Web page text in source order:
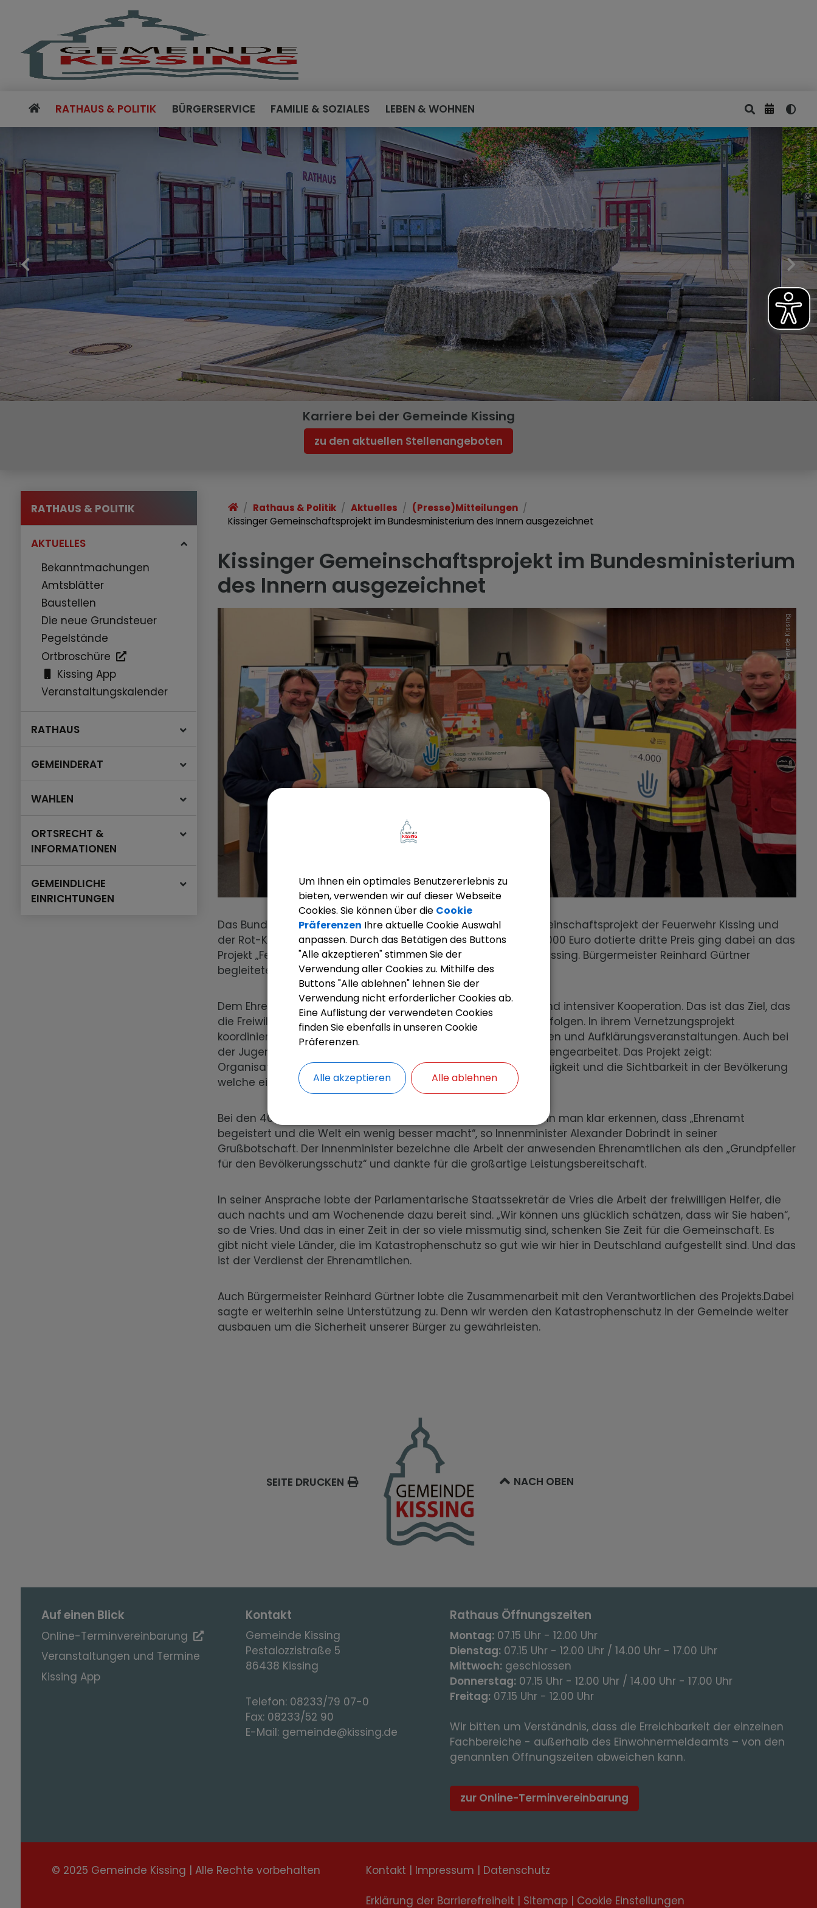
RATHAUS & POLITIK BÜRGERSERVICE FAMILIE & SOZIALES LEBEN & WOHNEN
Gemeinde Kissing
Karriere bei der Gemeinde Kissing
zu den aktuellen Stellenangeboten
RATHAUS & POLITIK
AKTUELLES
Bekanntmachungen
Amtsblätter
Baustellen
Die neue Grundsteuer
Pegelstände
Ortbroschüre
Kissing App
Veranstaltungskalender
RATHAUS
GEMEINDERAT
WAHLEN
ORTSRECHT &
INFORMATIONEN
GEMEINDLICHE
EINRICHTUNGEN
Rathaus & Politik Aktuelles
(Presse)Mitteilungen
Kissinger Gemeinschaftsprojekt im Bundesministerium des Innern ausgezeichnet
Kissinger Gemeinschaftsprojekt im Bundesministerium
des Innern ausgezeichnet
Gemeinde Kissing
Das Bundesministerium des Innern (BMI) hat in Berlin das Gemeinschaftsprojekt der Feuerwehr Kissing und
der Rot-Kreuz-Gemeinschaft Kissing ausgezeichnet. Der mit 4000 Euro dotierte dritte Preis ging dabei an das
Projekt „Feuer & Flosse - Wenn Ehrenamt Wellen schlägt“, aus Kissing. Bürgermeister Reinhard Gürtner
begleitete die Preisträger zur Verleihung nach Berlin.
Dem Ehrenamt neue Strahlkraft verleihen - mit Leidenschaft und intensiver Kooperation. Das ist das Ziel, das
die Freiwillige Feuerwehr und die BRK-Gemeinschaft Kissing verfolgen. In ihrem Vernetzungsprojekt
koordinieren die Organisationen nicht nur gemeinsame Übungen und Aufklärungsveranstaltungen. Auch bei
der Jugendarbeit und Nachwuchsförderung wird eng zusammengearbeitet. Das Projekt zeigt:
Organisationsübergreifende Zusammenarbeit stärkt Einsatzfähigkeit und die Sichtbarkeit in der Bevölkerung
welche ein Gefühl der Sicherheit hervorbringt.
Bei den 400 eingegangenen Bewerbungen für diesen Preis kann man klar erkennen, dass „Ehrenamt
begeistert und die Welt ein wenig besser macht“, so Innenminister Alexander Dobrindt in seiner
Grußbotschaft. Der Innenminister bezeichne die Arbeit der anwesenden Ehrenamtlichen als den „Grundpfeiler
für den Bevölkerungsschutz“ und dankte für die großartige Leistungsbereitschaft.
In seiner Ansprache lobte der Parlamentarische Staatssekretär de Vries die Arbeit der freiwilligen Helfer, die
auch nachts und am Wochenende dazu bereit sind. „Wir können uns glücklich schätzen, dass wir Sie haben“,
so de Vries. Und das in einer Zeit in der so viele missmutig sind, schenken Sie Zeit für die Gemeinschaft. Es
gibt nicht viele Länder, die im Katastrophenschutz so gut wie wir hier in Deutschland aufgestellt sind. Und das
ist der Verdienst der Ehrenamtlichen.
Auch Bürgermeister Reinhard Gürtner lobte die Zusammenarbeit mit den Verantwortlichen des Projekts.Dabei
sagte er weiterhin seine Unterstützung zu. Denn wir werden den Katastrophenschutz in der Gemeinde weiter
ausbauen um die Sicherheit unserer Bürger zu gewährleisten.
SEITE DRUCKEN NACH OBEN
Auf einen Blick
Online-Terminvereinbarung
Veranstaltungen und Termine
Kissing App
Kontakt
Gemeinde Kissing
Pestalozzistraße 5
86438 Kissing
Telefon: 08233/79 07-0
Fax: 08233/52 90
E-Mail: gemeinde@kissing.de
Rathaus Öffnungszeiten
Montag: 07.15 Uhr - 12.00 Uhr
Dienstag: 07.15 Uhr - 12.00 Uhr / 14.00 Uhr - 17.00 Uhr
Mittwoch: geschlossen
Donnerstag: 07.15 Uhr - 12.00 Uhr / 14.00 Uhr - 17.00 Uhr
Freitag: 07.15 Uhr - 12.00 Uhr
Wir bitten um Verständnis, dass die Erreichbarkeit der einzelnen
Fachbereiche - außerhalb des Einwohnermeldeamts – von den
genannten Öffnungszeiten abweichen kann.
zur Online-Terminvereinbarung
© 2025 Gemeinde Kissing | Alle Rechte vorbehalten Kontakt Impressum Datenschutz
Erklärung der Barrierefreiheit Sitemap Cookie Einstellungen
Um Ihnen ein optimales Benutzererlebnis zu
bieten, verwenden wir auf dieser Webseite
Cookies. Sie können über die Cookie
Präferenzen Ihre aktuelle Cookie Auswahl
anpassen. Durch das Betätigen des Buttons
"Alle akzeptieren" stimmen Sie der
Verwendung aller Cookies zu. Mithilfe des
Buttons "Alle ablehnen" lehnen Sie der
Verwendung nicht erforderlicher Cookies ab.
Eine Auflistung der verwendeten Cookies
finden Sie ebenfalls in unseren Cookie
Präferenzen.
Alle akzeptieren Alle ablehnen